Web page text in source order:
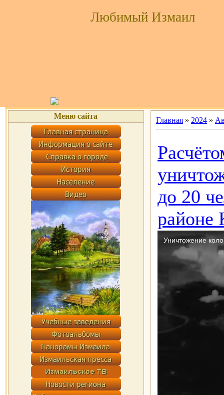
Любимый Измаил
Меню сайта Главная » 2024 »
до 20
районе